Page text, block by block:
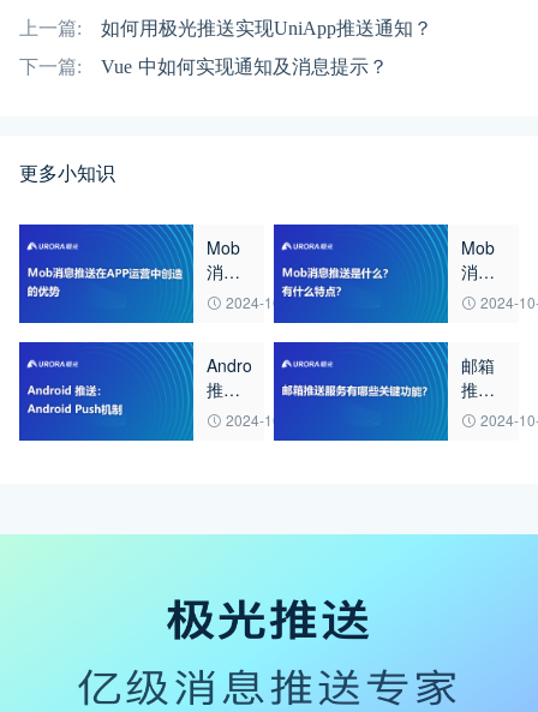
上一篇:
如何用极光推送实现UniApp推送通知？
下一篇:
Vue 中如何实现通知及消息提示？
更多小知识
Mob
消息
推送
运营
中创
造的
2024-10-14
Mob
消息
推送
有什
么特
点？
2024-
Android
推
送：2024-10-14
邮箱
推送
服务2024-